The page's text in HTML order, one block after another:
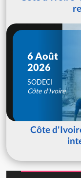
6 Août
2026
SODECI
Côte d'Ivoire
Côte